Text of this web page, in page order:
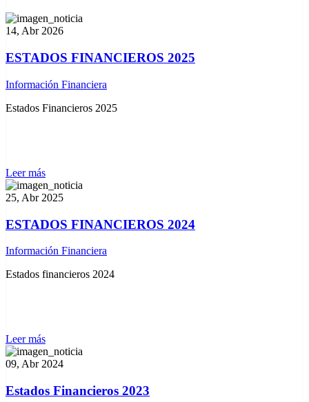
14, Abr 2026
ESTADOS FINANCIEROS 2025
Información Financiera
Estados Financieros 2025
Leer más
25, Abr 2025
ESTADOS FINANCIEROS 2024
Información Financiera
Estados financieros 2024
Leer más
09, Abr 2024
Estados Financieros 2023